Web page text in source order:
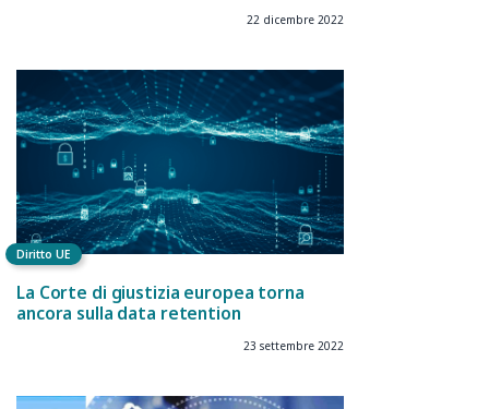
22 dicembre 2022
Diritto UE
La Corte di giustizia europea torna
ancora sulla data retention
23 settembre 2022